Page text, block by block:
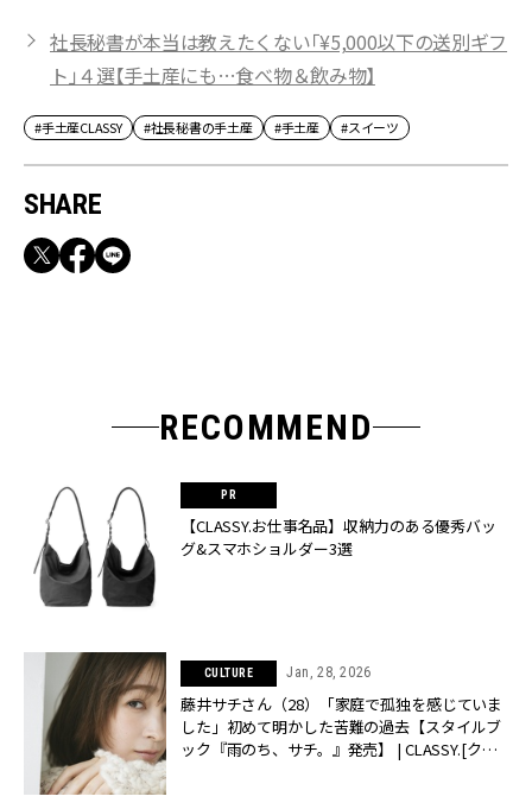
社長秘書が本当は教えたくない「¥5,000以下の送別ギフ
ト」４選【手土産にも…食べ物＆飲み物】
#手土産CLASSY #社長秘書の手土産 #手土産 #スイーツ
SHARE
RECOMMEND
【CLASSY.お仕事名品】収納力のある優秀バッ
グ&スマホショルダー3選
CULTURE Jan, 28, 2026
藤井サチさん（28）「家庭で孤独を感じていま
した」初めて明かした苦難の過去【スタイルブ
ック『雨のち、サチ。』発売】 | CLASSY.[クラ